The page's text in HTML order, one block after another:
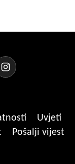
Uvjeti
Pošalji vijest